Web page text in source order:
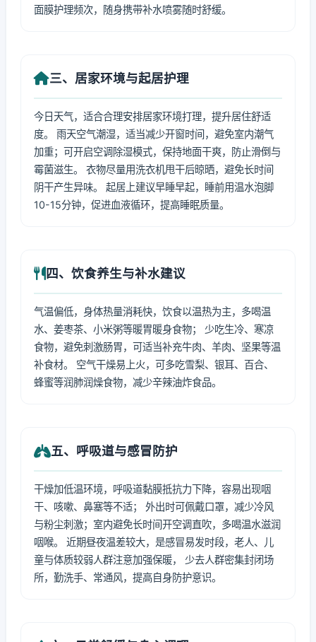
面膜护理频次，随身携带补水喷雾随时舒缓。
三、居家环境与起居护理
今日天气，适合合理安排居家环境打理，提升居住舒适
度。 雨天空气潮湿，适当减少开窗时间，避免室内潮气
加重；可开启空调除湿模式，保持地面干爽，防止滑倒与
霉菌滋生。 衣物尽量用洗衣机甩干后晾晒，避免长时间
阴干产生异味。 起居上建议早睡早起，睡前用温水泡脚
10-15分钟，促进血液循环，提高睡眠质量。
四、饮食养生与补水建议
气温偏低，身体热量消耗快，饮食以温热为主，多喝温
水、姜枣茶、小米粥等暖胃暖身食物； 少吃生冷、寒凉
食物，避免刺激肠胃，可适当补充牛肉、羊肉、坚果等温
补食材。 空气干燥易上火，可多吃雪梨、银耳、百合、
蜂蜜等润肺润燥食物，减少辛辣油炸食品。
五、呼吸道与感冒防护
干燥加低温环境，呼吸道黏膜抵抗力下降，容易出现咽
干、咳嗽、鼻塞等不适； 外出时可佩戴口罩，减少冷风
与粉尘刺激；室内避免长时间开空调直吹，多喝温水滋润
咽喉。 近期昼夜温差较大，是感冒易发时段，老人、儿
童与体质较弱人群注意加强保暖， 少去人群密集封闭场
所，勤洗手、常通风，提高自身防护意识。